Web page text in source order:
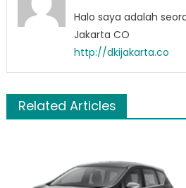
Halo saya adalah
Jakarta CO
http://dkijakarta.co
Related Articles